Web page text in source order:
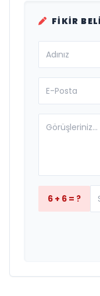
FIKIR
6 + 6 = ?